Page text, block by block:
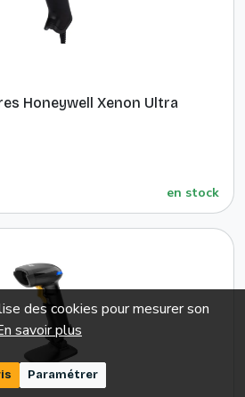
Honeywell Xenon Ultra
en stock
des cookies pour mesurer son
savoir plus
Paramétrer